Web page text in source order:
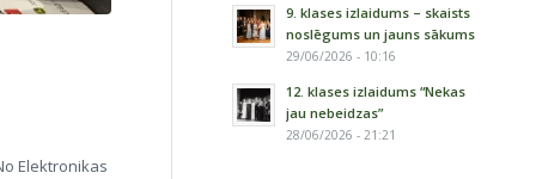
Elektronikas
9. klases izlaidums – skaists
noslēgums un jauns sākums
29/06/2026 - 10:16
12. klases izlaidums “Nekas
jau nebeidzas”
28/06/2026 - 21:21